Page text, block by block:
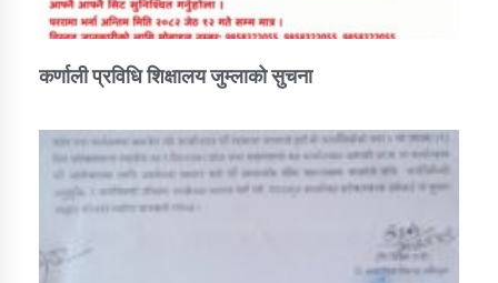
तातोपानी गाउँपालिका जुम्लाको सूचना
कर्णाली प्रविधि शिक्षालय जुम्लाको सुचना